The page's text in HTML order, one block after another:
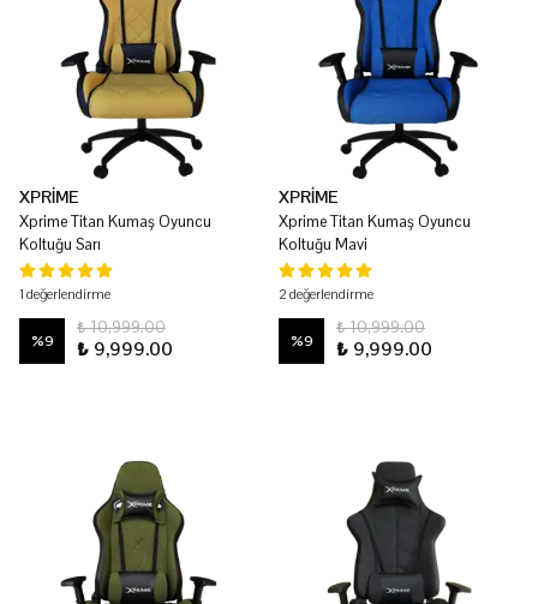
XPRİME
Xprime Titan Kumaş Oyuncu
Koltuğu Sarı
1 değerlendirme
%9
₺ 10,999.00
₺ 9,999.00
XPRİME
Xprime Titan Kumaş Oyuncu
Koltuğu Mavi
2 değerlendirme
%9
₺ 10,999.00
₺ 9,999.00